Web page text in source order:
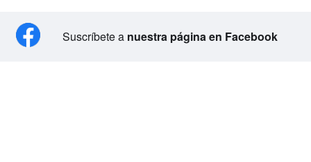
Suscríbete a nuestra página en Facebook